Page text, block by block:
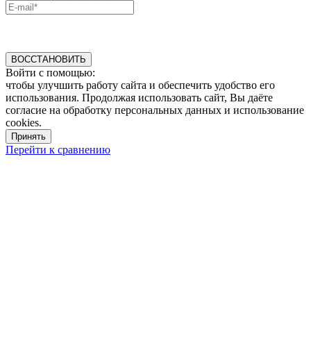
ВОССТАНОВИТЬ
Войти с помощью:
чтобы улучшить работу сайта и обеспечить удобство его
использования. Продолжая использовать сайт, Вы даёте
согласие на обработку персональных данных и использование
cookies.
Принять
Перейти к сравнению